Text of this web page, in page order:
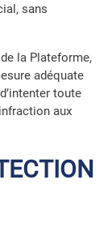
sans
la Plateforme,
adéquate
toute
aux